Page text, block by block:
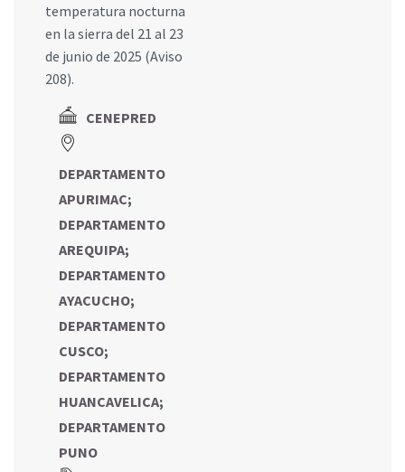
temperatura nocturna
en la sierra del 21 al 23
de junio de 2025 (Aviso
208).
CENEPRED
DEPARTAMENTO
APURIMAC;
DEPARTAMENTO
AREQUIPA;
DEPARTAMENTO
AYACUCHO;
DEPARTAMENTO
CUSCO;
DEPARTAMENTO
HUANCAVELICA;
DEPARTAMENTO
PUNO